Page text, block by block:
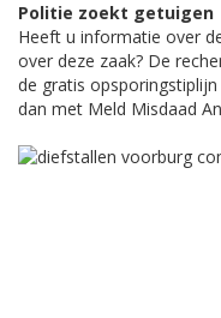
Politie zoekt getuigen
Heeft u informatie over
over deze zaak? De
de gratis
dan met Meld Misdaad